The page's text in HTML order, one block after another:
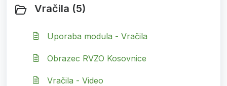
Vračila (5)
Uporaba modula - Vračila
Obrazec RVZO Kosovnice
Vračila - Video